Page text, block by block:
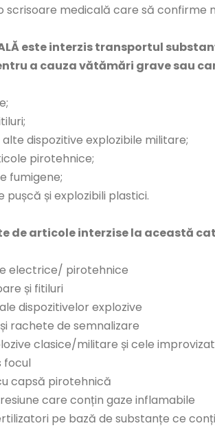
scrisoare medicală care să
este interzis transportul
a cauza vătămări grave sau
dispozitive explozibile militare;
pirotehnice;
fumigene;
pușcă și explozibili plastici.
de articole interzise la această
electrice/ pirotehnice
și fitiluri
dispozitivelor explozive
rachete de semnalizare
clasice/militare și cele
focul
capsă pirotehnică
care conțin gaze inflamabile
pe bază de substanțe ce